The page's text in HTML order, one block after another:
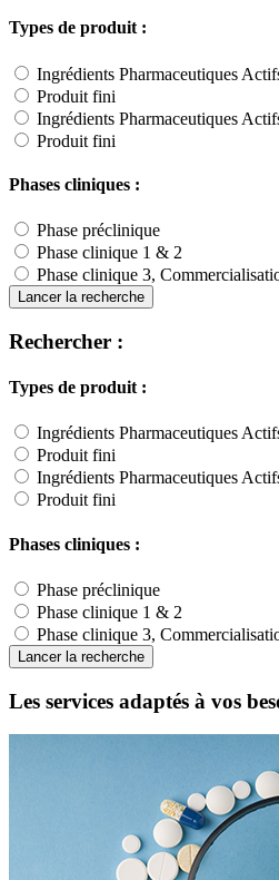
Types de produit :
Ingrédients Pharmaceutiques
Produit fini
Ingrédients Pharmaceutiques
Produit fini
Phases cliniques :
Phase préclinique
Phase clinique 1 & 2
Phase clinique 3,
Lancer la recherche
Rechercher :
Types de produit :
Ingrédients Pharmaceutiques
Produit fini
Ingrédients Pharmaceutiques
Produit fini
Phases cliniques :
Phase préclinique
Phase clinique 1 & 2
Phase clinique 3,
Lancer la recherche
Les services adaptés à vos